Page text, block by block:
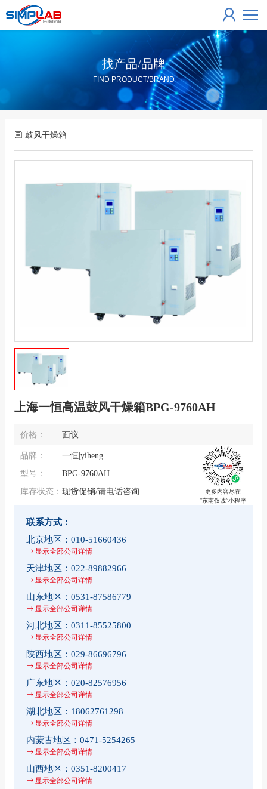
找产品/品牌
FIND PRODUCT/BRAND
鼓风干燥箱
上海一恒高温鼓风干燥箱BPG-9760AH
价格： 面议
更多内容尽在
“东南仪诚“小程序
品牌：
一恒|yiheng
型号：
BPG-9760AH
库存状态： 现货促销/请电话咨询
联系方式：
北京地区： 010-51660436
显示全部公司详情
天津地区： 022-89882966
显示全部公司详情
山东地区： 0531-87586779
显示全部公司详情
河北地区： 0311-85525800
显示全部公司详情
陕西地区： 029-86696796
显示全部公司详情
广东地区： 020-82576956
显示全部公司详情
湖北地区： 18062761298
显示全部公司详情
内蒙古地区： 0471-5254265
显示全部公司详情
山西地区： 0351-8200417
显示全部公司详情